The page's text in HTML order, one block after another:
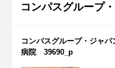
コンパスグループ
コンパスグループ・ジャ
病院 39690_p